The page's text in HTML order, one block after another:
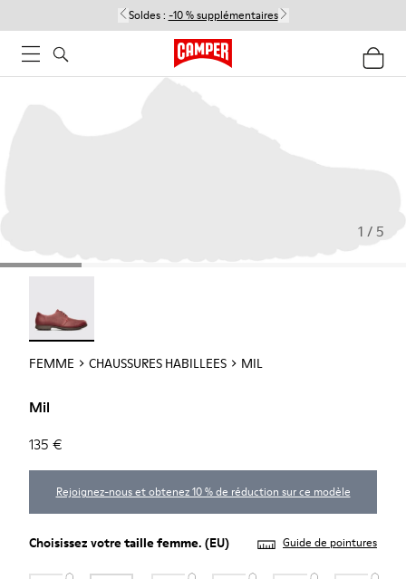
Soldes : -10 % supplémentaires
1 / 5
FEMME CHAUSSURES HABILLEES MIL
Mil
135 €
Rejoignez-nous et obtenez 10 % de réduction sur ce modèle
Choisissez votretaille femme. (EU) Guide de pointures